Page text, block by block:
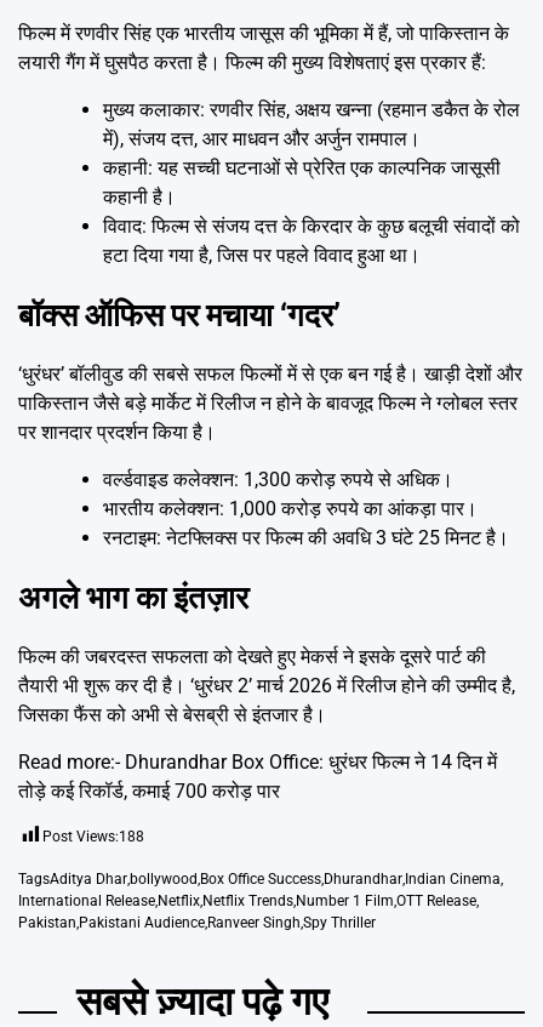
फिल्म में रणवीर सिंह एक भारतीय जासूस की भूमिका में हैं, जो पाकिस्तान के
लयारी गैंग में घुसपैठ करता है। फिल्म की मुख्य विशेषताएं इस प्रकार हैं:
मुख्य कलाकार: रणवीर सिंह, अक्षय खन्ना (रहमान डकैत के रोल
में), संजय दत्त, आर माधवन और अर्जुन रामपाल।
कहानी: यह सच्ची घटनाओं से प्रेरित एक काल्पनिक जासूसी
कहानी है।
विवाद: फिल्म से संजय दत्त के किरदार के कुछ बलूची संवादों को
हटा दिया गया है, जिस पर पहले विवाद हुआ था।
बॉक्स ऑफिस पर मचाया ‘गदर’
‘धुरंधर’ बॉलीवुड की सबसे सफल फिल्मों में से एक बन गई है। खाड़ी देशों और
पाकिस्तान जैसे बड़े मार्केट में रिलीज न होने के बावजूद फिल्म ने ग्लोबल स्तर
पर शानदार प्रदर्शन किया है।
वर्ल्डवाइड कलेक्शन: 1,300 करोड़ रुपये से अधिक।
भारतीय कलेक्शन: 1,000 करोड़ रुपये का आंकड़ा पार।
रनटाइम: नेटफ्लिक्स पर फिल्म की अवधि 3 घंटे 25 मिनट है।
अगले भाग का इंतज़ार
फिल्म की जबरदस्त सफलता को देखते हुए मेकर्स ने इसके दूसरे पार्ट की
तैयारी भी शुरू कर दी है। ‘धुरंधर 2’ मार्च 2026 में रिलीज होने की उम्मीद है,
जिसका फैंस को अभी से बेसब्री से इंतजार है।
Read more:- Dhurandhar Box Office: धुरंधर फिल्म ने 14 दिन में
तोड़े कई रिकॉर्ड, कमाई 700 करोड़ पार
Post Views:188
TagsAditya Dhar,bollywood,Box Office Success,Dhurandhar, Indian Cinema,
International Release,Netflix,Netflix Trends,Number 1 Film,OTT Release,
Pakistan,Pakistani Audience,Ranveer Singh,Spy Thriller
सबसे ज़्यादा पढ़े गए